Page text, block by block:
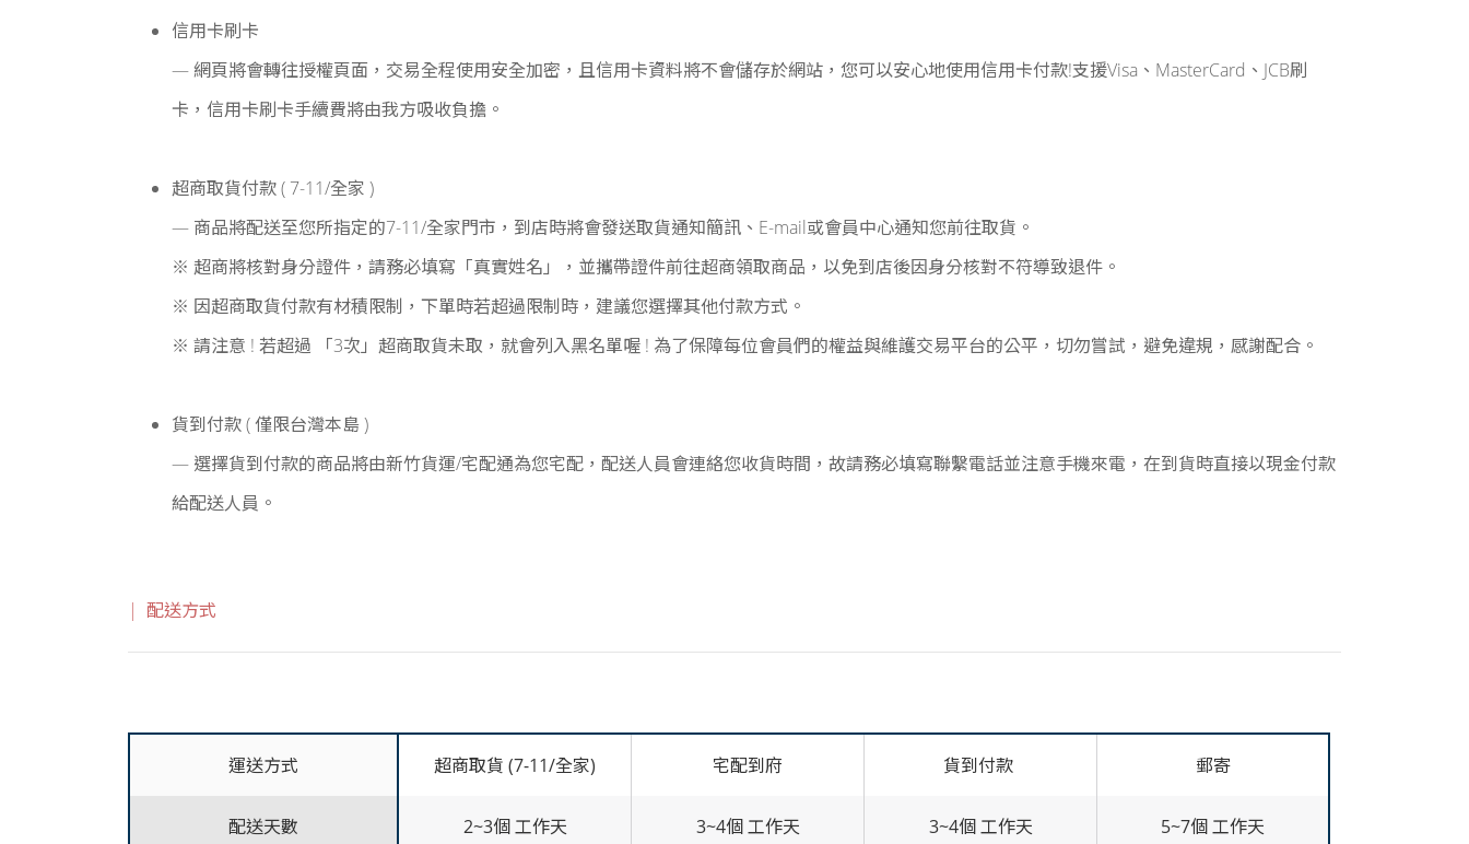
信用卡刷卡
— 網頁將會轉往授權頁面，交易全程使用安全加密，且信用卡資料將不會儲存於網站，您可以安心地使用信用卡付款!支援Visa、MasterCard、JCB刷
卡，信用卡刷卡手續費將由我方吸收負擔。
超商取貨付款 ( 7-11/全家 )
— 商品將配送至您所指定的7-11/全家門市，到店時將會發送取貨通知簡訊、E-mail或會員中心通知您前往取貨。
※ 超商將核對身分證件，請務必填寫「真實姓名」，並攜帶證件前往超商領取商品，以免到店後因身分核對不符導致退件。
※ 因超商取貨付款有材積限制，下單時若超過限制時，建議您選擇其他付款方式。
※ 請注意 ! 若超過 「3次」超商取貨未取，就會列入黑名單喔 ! 為了保障每位會員們的權益與維護交易平台的公平，切勿嘗試，避免違規，感謝配合。
貨到付款 ( 僅限台灣本島 )
— 選擇貨到付款的商品將由新竹貨運/宅配通為您宅配，配送人員會連絡您收貨時間，故請務必填寫聯繫電話並注意手機來電，在到貨時直接以現金付款
給配送人員。
| 配送方式
運送方式 超商取貨 (7-11/全家) 宅配到府 貨到付款 郵寄
配送天數 2~3個 工作天 3~4個 工作天 3~4個 工作天 5~7個 工作天